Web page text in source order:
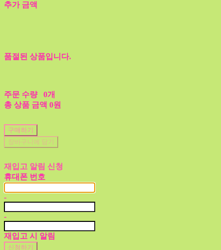
추가 금액
품절된 상품입니다.
주문 수량
0개
총 상품 금액 0원
구매하기
장바구니에 담기
재입고 알림 신청
휴대폰 번호
-
-
재입고 시 알림
신청하기